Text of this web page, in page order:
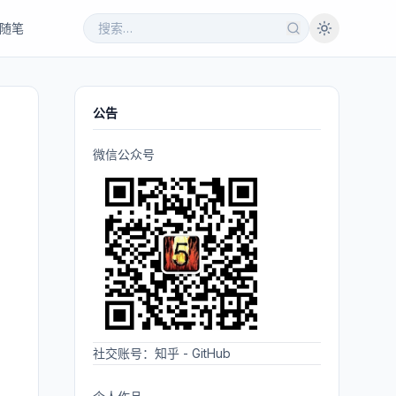
随笔
公告
微信公众号
社交账号： 知乎 - GitHub